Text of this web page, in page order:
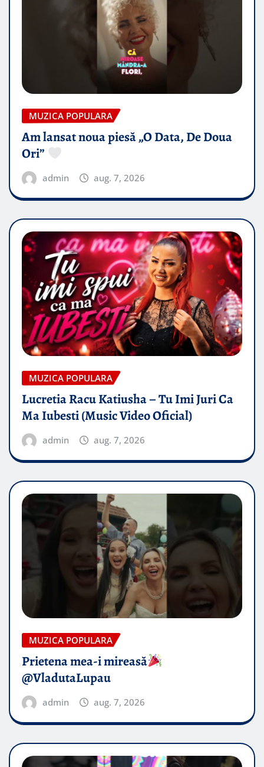
MUZICA POPULARA
Am lansat noua piesă „O Data, De Doua
Ori”
admin aug. 7, 2026
MUZICA POPULARA
Lucretia Racu Katiusha – Tu Imi Juri Ca
Ma Iubesti (Music Video Oficial)
admin aug. 7, 2026
MUZICA POPULARA
Prietena mea-i mireasă​
@VladutaLupau
admin aug. 7, 2026